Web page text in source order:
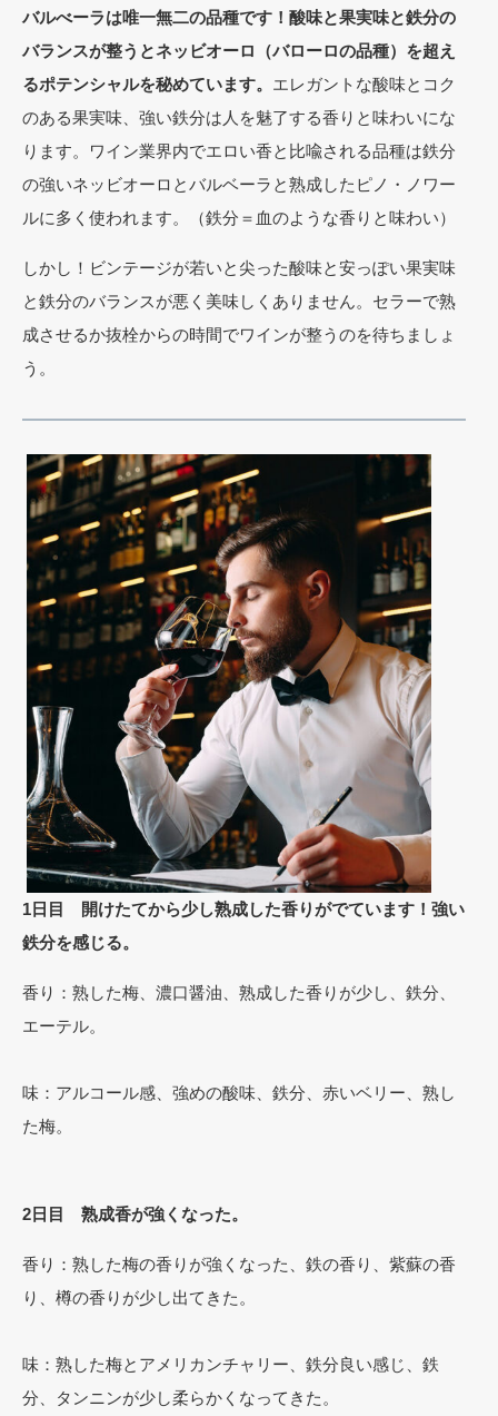
バルべーラは唯一無二の品種です！酸味と果実味と鉄分の
バランスが整うとネッビオーロ（バローロの品種）を超え
るポテンシャルを秘めています。 エレガントな酸味とコク
のある果実味、強い鉄分は人を魅了する香りと味わいにな
ります。ワイン業界内でエロい香と比喩される品種は鉄分
の強いネッビオーロとバルベーラと熟成したピノ・ノワー
ルに多く使われます。（鉄分＝血のような香りと味わい）
しかし！ビンテージが若いと尖った酸味と安っぽい果実味
と鉄分のバランスが悪く美味しくありません。セラーで熟
成させるか抜栓からの時間でワインが整うのを待ちましょ
う。
1日目 開けたてから少し熟成した香りがでています！強い
鉄分を感じる。
香り：熟した梅、濃口醤油、熟成した香りが少し、鉄分、
エーテル。
味：アルコール感、強めの酸味、鉄分、赤いベリー、熟し
た梅。
2日目 熟成香が強くなった。
香り：熟した梅の香りが強くなった、鉄の香り、紫蘇の香
り、樽の香りが少し出てきた。
味：熟した梅とアメリカンチャリー、鉄分良い感じ、鉄
分、タンニンが少し柔らかくなってきた。